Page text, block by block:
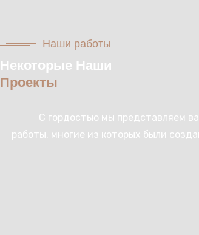
Наши работы
Некоторые Наши
Проекты
С гордостью мы представляем
работы, многие из которых были